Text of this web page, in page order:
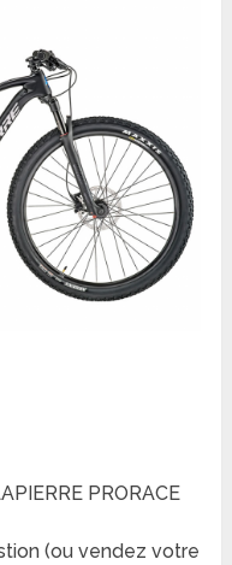
PRORACE
(ou vendez votre